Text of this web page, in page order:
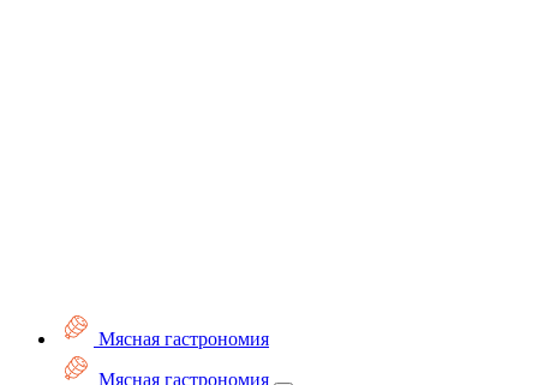
Мясная гастрономия
Мясная гастрономия